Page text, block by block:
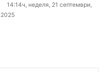
14:14ч, неделя, 21 септември,
2025